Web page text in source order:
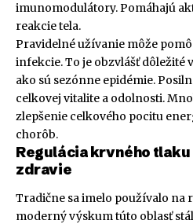
imunomodulátory. Pomáhajú
reakcie tela.
Pravidelné užívanie môže
infekcie. To je obzvlášť dôležité
ako sú sezónne epidémie.
celkovej vitalite a odolnosti.
zlepšenie celkového pocitu
chorôb.
Regulácia krvného
zdravie
Tradične sa imelo používalo na
moderný výskum túto oblasť